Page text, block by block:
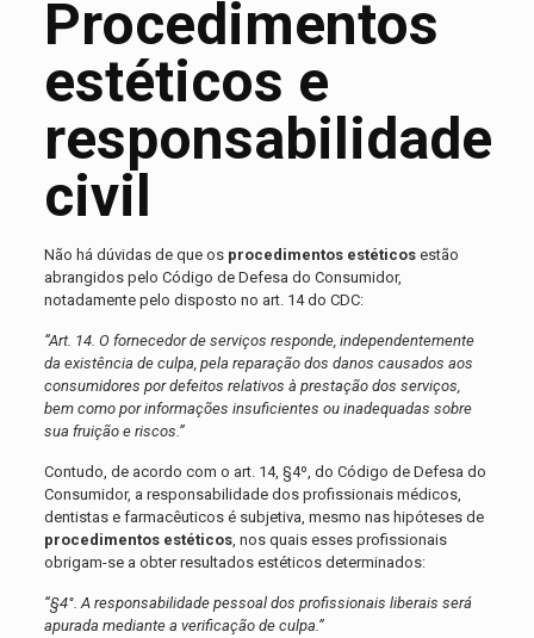
Procedimentos
estéticos e
responsabilidade
civil
Não há dúvidas de que os procedimentos estéticosestão
abrangidos pelo Código de Defesa do Consumidor,
notadamente pelo disposto no art. 14 do CDC:
“Art. 14. O fornecedor de serviços responde, independentemente
da existência de culpa, pela reparação dos danos causados aos
consumidores por defeitos relativos à prestação dos serviços,
bem como por informações insuficientes ou inadequadas sobre
sua fruição e riscos.”
Contudo, de acordo com o art. 14, §4º, do Código de Defesa do
Consumidor, a responsabilidade dos profissionais médicos,
dentistas e farmacêuticos é subjetiva, mesmo nas hipóteses de
procedimentos estéticos, nos quais esses profissionais
obrigam-se a obter resultados estéticos determinados:
“§4°. A responsabilidade pessoal dos profissionais liberais será
apurada mediante a verificação de culpa.”